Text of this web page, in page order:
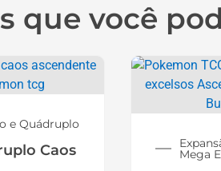
que você
e Quádruplo
Caos
Mega